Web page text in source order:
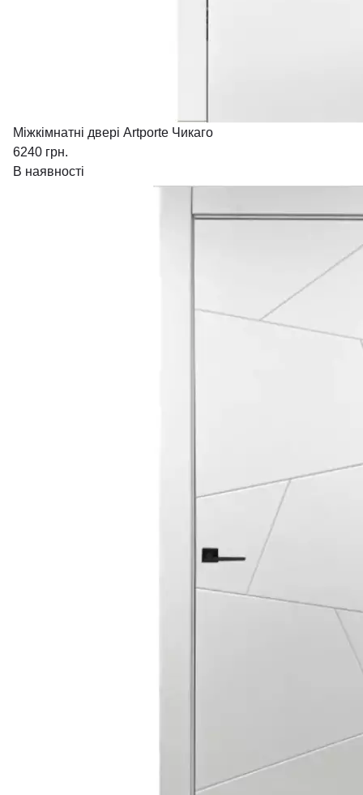
Міжкімнатні двері Artporte Чикаго
6240 грн.
В наявності